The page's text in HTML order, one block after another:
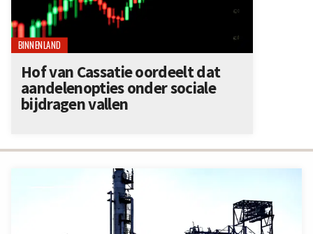
BINNENLAND
Hof van Cassatie oordeelt dat
aandelenopties onder sociale
bijdragen vallen